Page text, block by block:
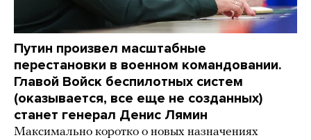
Путин произвел масштабные
перестановки в военном командовании.
Главой Войск беспилотных систем
(оказывается, все еще не созданных)
станет генерал Денис Лямин
Максимально коротко о новых назначениях